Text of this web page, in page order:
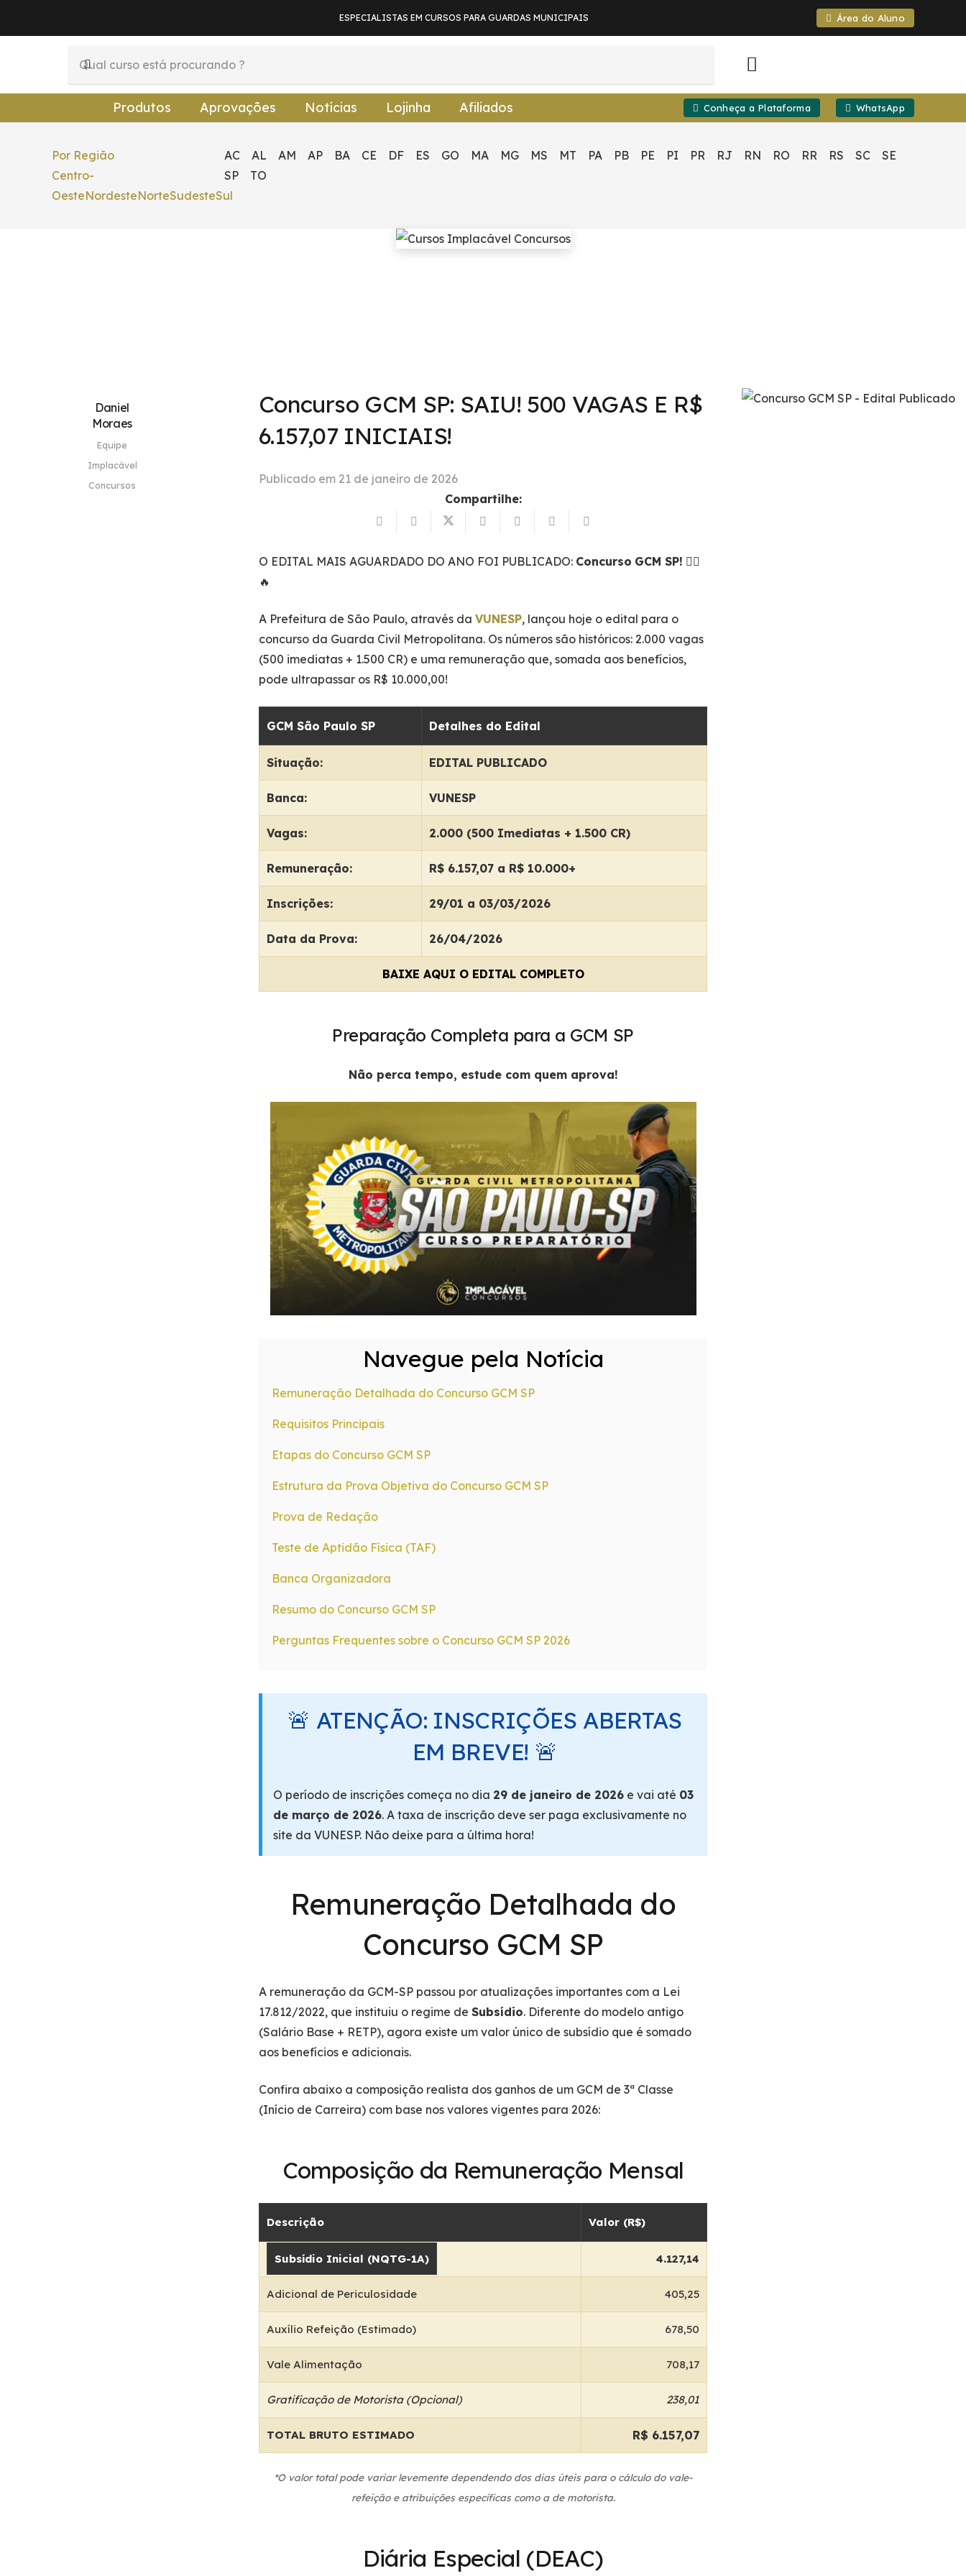
ESPECIALISTAS EM CURSOS PARA GUARDAS MUNICIPAIS Área do Aluno
Produtos Aprovações Notícias Lojinha Afiliados Conheça a Plataforma WhatsApp
Por Região
Centro-
OesteNordesteNorteSudesteSul
AC AL AM AP BA CE DF ES GO MA MG MS MT PA PB PE PI PR RJ RN RO RR RS SC
SE
SP
TO
Daniel
Moraes
Equipe
Implacável
Concursos
Concurso GCM SP: SAIU! 500 VAGAS E R$
6.157,07 INICIAIS!
Publicado em 21 de janeiro de 2026
Compartilhe:
O EDITAL MAIS AGUARDADO DO ANO FOI PUBLICADO: Concurso GCM SP! 👮‍♂️
🔥
A Prefeitura de São Paulo, através da VUNESP, lançou hoje o edital para o
concurso da Guarda Civil Metropolitana. Os números são históricos: 2.000 vagas
(500 imediatas + 1.500 CR) e uma remuneração que, somada aos benefícios,
pode ultrapassar os R$ 10.000,00!
GCM São Paulo SP Detalhes do Edital
Situação: EDITAL PUBLICADO
Banca: VUNESP
Vagas: 2.000 (500 Imediatas + 1.500 CR)
Remuneração: R$ 6.157,07 a R$ 10.000+
Inscrições: 29/01 a 03/03/2026
Data da Prova: 26/04/2026
BAIXE AQUI O EDITAL COMPLETO
Preparação Completa para a GCM SP
Não perca tempo, estude com quem aprova!
Navegue pela Notícia
Remuneração Detalhada do Concurso GCM SP
Requisitos Principais
Etapas do Concurso GCM SP
Estrutura da Prova Objetiva do Concurso GCM SP
Prova de Redação
Teste de Aptidão Física (TAF)
Banca Organizadora
Resumo do Concurso GCM SP
Perguntas Frequentes sobre o Concurso GCM SP 2026
🚨 ATENÇÃO: INSCRIÇÕES ABERTAS
EM BREVE! 🚨
O período de inscrições começa no dia 29 de janeiro de 2026 e vai até 03
de março de 2026. A taxa de inscrição deve ser paga exclusivamente no
site da VUNESP. Não deixe para a última hora!
Remuneração Detalhada do
Concurso GCM SP
A remuneração da GCM-SP passou por atualizações importantes com a Lei
17.812/2022, que instituiu o regime de Subsídio. Diferente do modelo antigo
(Salário Base + RETP), agora existe um valor único de subsídio que é somado
aos benefícios e adicionais.
Confira abaixo a composição realista dos ganhos de um GCM de 3ª Classe
(Início de Carreira) com base nos valores vigentes para 2026:
Composição da Remuneração Mensal
Descrição Valor (R$)
Subsídio Inicial (NQTG-1A) 4.127,14
Adicional de Periculosidade 405,25
Auxílio Refeição (Estimado) 678,50
Vale Alimentação 708,17
Gratificação de Motorista (Opcional) 238,01
TOTAL BRUTO ESTIMADO R$ 6.157,07
*O valor total pode variar levemente dependendo dos dias úteis para o cálculo do vale-
refeição e atribuições específicas como a de motorista.
Diária Especial (DEAC)